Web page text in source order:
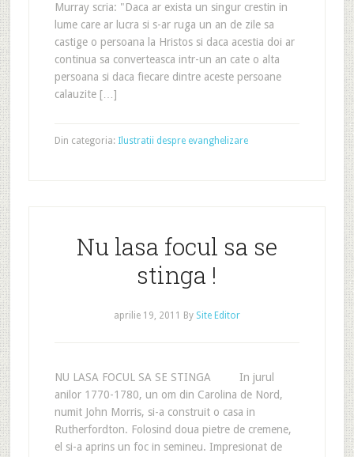
Murray scria: "Daca ar exista un singur crestin in
lume care ar lucra si s-ar ruga un an de zile sa
castige o persoana la Hristos si daca acestia doi ar
continua sa converteasca intr-un an cate o alta
persoana si daca fiecare dintre aceste persoane
calauzite […]
Din categoria: Ilustratii despre evanghelizare
Nu lasa focul sa se
stinga !
aprilie 19, 2011 By Site Editor
NU LASA FOCUL SA SE STINGA In jurul
anilor 1770-1780, un om din Carolina de Nord,
numit John Morris, si-a construit o casa in
Rutherfordton. Folosind doua pietre de cremene,
el si-a aprins un foc in semineu. Impresionat de